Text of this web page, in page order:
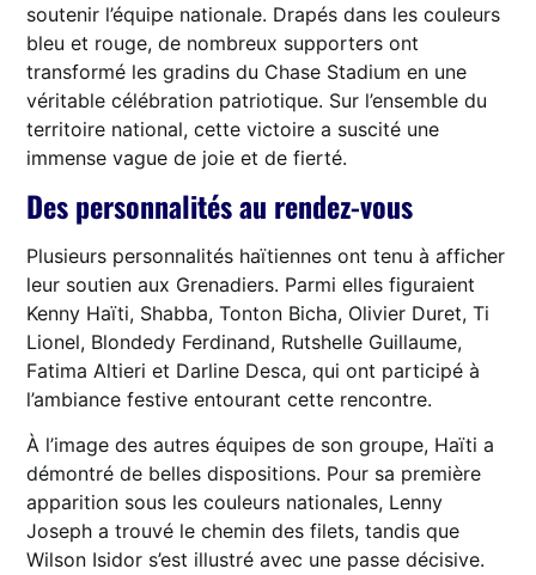
soutenir l’équipe nationale. Drapés dans les couleurs
bleu et rouge, de nombreux supporters ont
transformé les gradins du Chase Stadium en une
véritable célébration patriotique. Sur l’ensemble du
territoire national, cette victoire a suscité une
immense vague de joie et de fierté.
Des personnalités au rendez-vous
Plusieurs personnalités haïtiennes ont tenu à afficher
leur soutien aux Grenadiers. Parmi elles figuraient
Kenny Haïti, Shabba, Tonton Bicha, Olivier Duret, Ti
Lionel, Blondedy Ferdinand, Rutshelle Guillaume,
Fatima Altieri et Darline Desca, qui ont participé à
l’ambiance festive entourant cette rencontre.
À l’image des autres équipes de son groupe, Haïti a
démontré de belles dispositions. Pour sa première
apparition sous les couleurs nationales, Lenny
Joseph a trouvé le chemin des filets, tandis que
Wilson Isidor s’est illustré avec une passe décisive.